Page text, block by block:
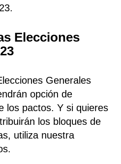
Elecciones
Generales
opción de
los pactos. Y si quieres
los bloques de
utiliza nuestra